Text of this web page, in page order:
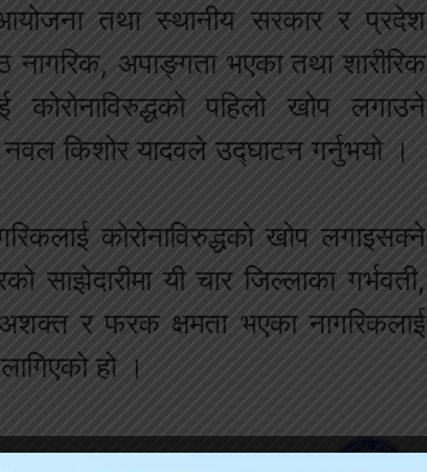
तथा स्थानीय सरकार र प्रदेश
नागरिक, अपाङ्गता भएका तथा शारीरिक
पहिलो खोप लगाउने
किशोर यादवले उद्घाटन गर्नुभयो ।
कोरोनाविरुद्धको खोप लगाइसक्ने
साझेदारीमा यी चार जिल्लाका गर्भवती,
र फरक क्षमता भएका नागरिकलाई
हो ।